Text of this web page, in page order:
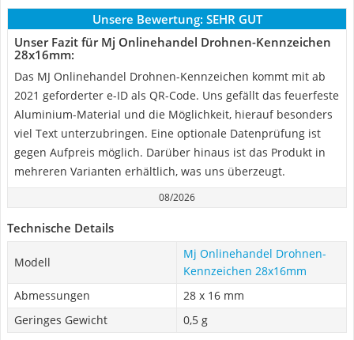
Unsere Bewertung: SEHR GUT
Unser Fazit für Mj Onlinehandel Drohnen-Kennzeichen
28x16mm:
Das MJ Onlinehandel Drohnen-Kennzeichen kommt mit ab
2021 geforderter e-ID als QR-Code. Uns gefällt das feuerfeste
Aluminium-Material und die Möglichkeit, hierauf besonders
viel Text unterzubringen. Eine optionale Datenprüfung ist
gegen Aufpreis möglich. Darüber hinaus ist das Produkt in
mehreren Varianten erhältlich, was uns überzeugt.
08/2026
Technische Details
Modell
Mj Onlinehandel Drohnen-
Kennzeichen 28x16mm
Abmessungen
28 x 16 mm
Geringes Gewicht
0,5 g